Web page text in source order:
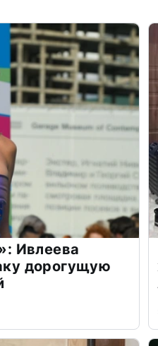
Ивлеева
дорогущую